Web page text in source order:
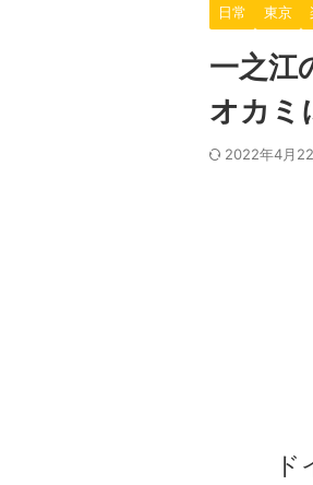
日常 東京
一之江
オカミ
2022年4月